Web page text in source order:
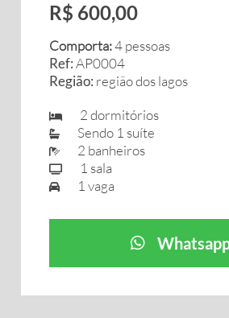
R$ 600,00
Comporta:4 pessoas
Ref:AP0004
Região: região dos lagos
2 dormitórios
Sendo 1 suíte
2 banheiros
1 sala
1 vaga